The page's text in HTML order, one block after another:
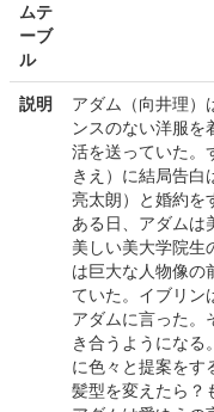
ムテ
ーブ
ル
説明
アダム（向井理）
ンスのない洋服を
活を送っていた。
きえ）に結局告白
亮太朗）と婚約を
ある日、アダムは
美しい美大学院生
は巨大な人物像の
ていた。イブリン
アダムに言った。
き合うようになる
に色々と提案をす
髪型を変えたら？